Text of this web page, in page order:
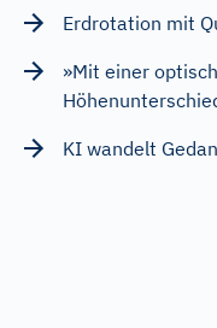
Erdrotation mit
»Mit einer
KI wandelt